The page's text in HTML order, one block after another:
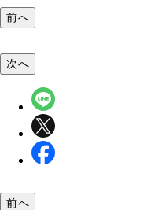
前へ
次へ
前へ